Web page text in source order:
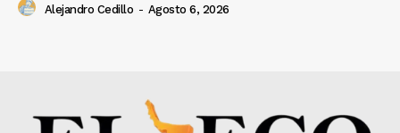
Alejandro Cedillo - Agosto 6, 2026